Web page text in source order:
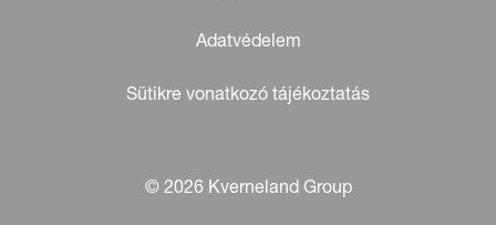
Adatvédelem
Sütikre vonatkozó tájékoztatás
© 2026 Kverneland Group